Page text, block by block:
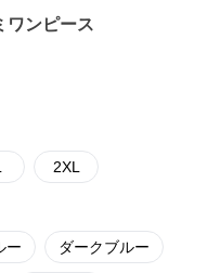
ワンピース
2XL
ー ダークブルー